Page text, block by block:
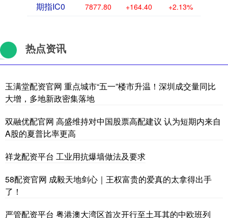
期指IC0 7877.80 +164.40 +2.13%
热点资讯
玉满堂配资官网 重点城市“五一”楼市升温！深圳成交量同比
大增，多地新政密集落地
双融优配官网 高盛维持对中国股票高配建议 认为短期内来自
A股的夏普比率更高
祥龙配资平台 工业用抗爆墙做法及要求
58配资官网 成毅天地剑心｜王权富贵的爱真的太拿得出手
了！
严管配资平台 粤港澳大湾区首次开行至土耳其的中欧班列